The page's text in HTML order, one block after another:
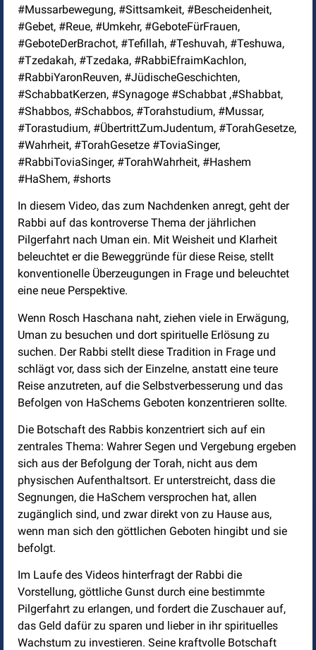
#Mussarbewegung, #Sittsamkeit, #Bescheidenheit,
#Gebet, #Reue, #Umkehr, #GeboteFürFrauen,
#GeboteDerBrachot, #Tefillah, #Teshuvah, #Teshuwa,
#Tzedakah, #Tzedaka, #RabbiEfraimKachlon,
#RabbiYaronReuven, #JüdischeGeschichten,
#SchabbatKerzen, #Synagoge #Schabbat ,#Shabbat,
#Shabbos, #Schabbos, #Torahstudium, #Mussar,
#Torastudium, #ÜbertrittZumJudentum, #TorahGesetze,
#Wahrheit, #TorahGesetze #ToviaSinger,
#RabbiToviaSinger, #TorahWahrheit, #Hashem
#HaShem, #shorts
In diesem Video, das zum Nachdenken anregt, geht der
Rabbi auf das kontroverse Thema der jährlichen
Pilgerfahrt nach Uman ein. Mit Weisheit und Klarheit
beleuchtet er die Beweggründe für diese Reise, stellt
konventionelle Überzeugungen in Frage und beleuchtet
eine neue Perspektive.
Wenn Rosch Haschana naht, ziehen viele in Erwägung,
Uman zu besuchen und dort spirituelle Erlösung zu
suchen. Der Rabbi stellt diese Tradition in Frage und
schlägt vor, dass sich der Einzelne, anstatt eine teure
Reise anzutreten, auf die Selbstverbesserung und das
Befolgen von HaSchems Geboten konzentrieren sollte.
Die Botschaft des Rabbis konzentriert sich auf ein
zentrales Thema: Wahrer Segen und Vergebung ergeben
sich aus der Befolgung der Torah, nicht aus dem
physischen Aufenthaltsort. Er unterstreicht, dass die
Segnungen, die HaSchem versprochen hat, allen
zugänglich sind, und zwar direkt von zu Hause aus,
wenn man sich den göttlichen Geboten hingibt und sie
befolgt.
Im Laufe des Videos hinterfragt der Rabbi die
Vorstellung, göttliche Gunst durch eine bestimmte
Pilgerfahrt zu erlangen, und fordert die Zuschauer auf,
das Geld dafür zu sparen und lieber in ihr spirituelles
Wachstum zu investieren. Seine kraftvolle Botschaft